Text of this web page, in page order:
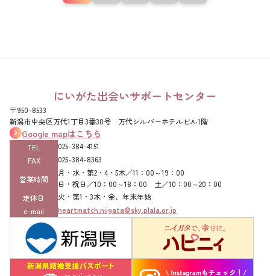
にいがた出会いサポートセンター
〒950-8533
新潟市中央区万代1丁目3番30号 万代シルバーホテルビル1階
Google mapはこちら
TEL
025-384-4151‌
FAX
025-384-8363‌
営業時間
月・水・第2・4・5木／11：00～19：00
日・祝日／10：00～18：00 土／10：00～20：00
定休日
火・第1・3木・金、年末年始
e-mail
heartmatch.niigata@sky.plala.or.jp